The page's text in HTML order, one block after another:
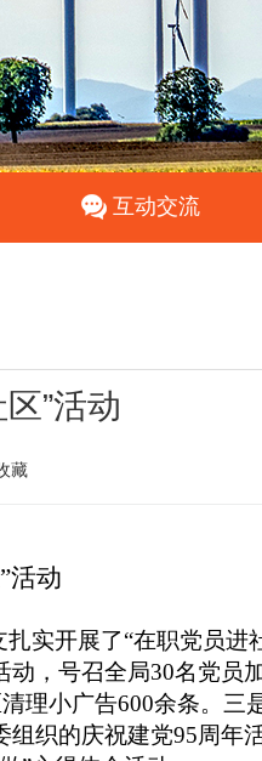
互动交流
”活动
藏
活动
实开展了“在职党员进
动，号召全局30名党员
理小广告600余条。三
组织的庆祝建党95周年